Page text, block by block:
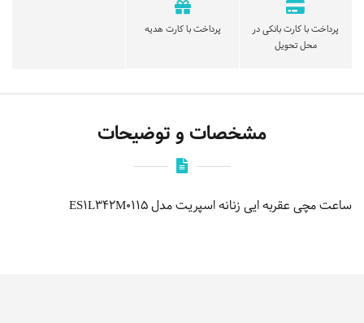
پرداخت با کارت بانکی در
محل تحویل
پرداخت با کارت هدیه
مشخصات و توضیحات
ساعت مچی عقربه ایی زنانه اسپریت مدل ES1L342M0115